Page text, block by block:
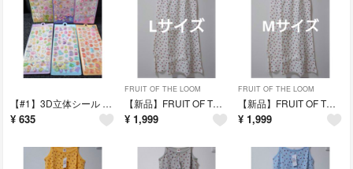
【#1】3D立体シール 6点セット 固いタイプ 恐竜 パン くま ステッカー
¥ 635
FRUIT OF THE LOOM
【新品】FRUIT OF THE LOOM キャミワンピース Lサイズ ホワイト
¥ 1,999
FRUIT OF THE LOOM
【新品】FRUIT OF THE LOOM キャミワンピース Mサイズ ホワイト
¥ 1,999